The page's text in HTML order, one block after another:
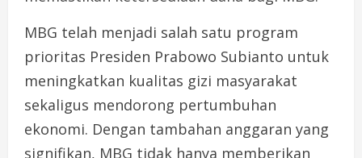
MBG telah menjadi salah satu program
prioritas Presiden Prabowo Subianto untuk
meningkatkan kualitas gizi masyarakat
sekaligus mendorong pertumbuhan
ekonomi. Dengan tambahan anggaran yang
signifikan, MBG tidak hanya memberikan